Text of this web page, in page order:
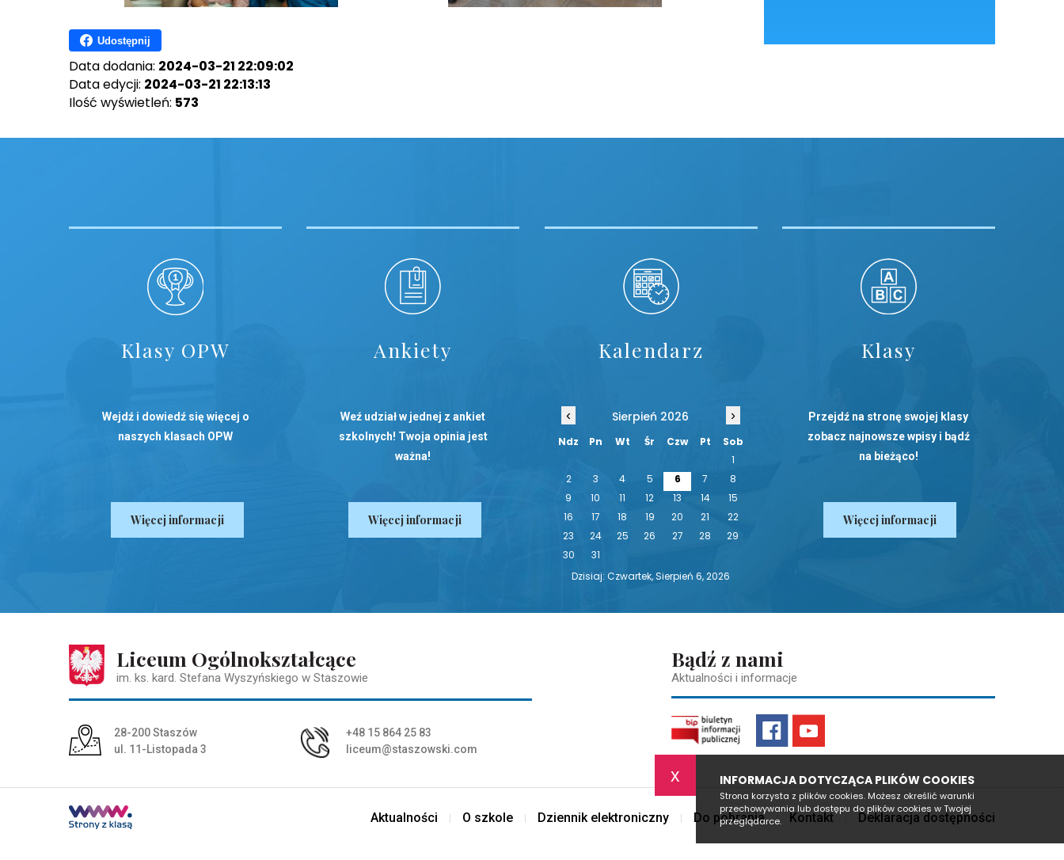
x INFORMACJA DOTYCZĄCA PLIKÓW COOKIES
Strona korzysta z plików cookies. Możesz określić warunki
przechowywania lub dostępu do plików cookies w Twojej
przeglądarce.
Udostępnij
Data dodania: 2024-03-21 22:09:02
Data edycji: 2024-03-21 22:13:13
Ilość wyświetleń: 573
Klasy OPW
Wejdź i dowiedź się więcej o
naszych klasach OPW
Więcej informacji
Ankiety
Weź udział w jednej z ankiet
szkolnych! Twoja opinia jest
ważna!
Więcej informacji
Kalendarz
‹ Sierpień 2026 ›
Ndz Pn Wt Śr Czw Pt
Sob
1
2
3 4 5 6 7
8
9
10 11 12 13 14
15
16
17 18 19 20 21
22
23
24 25 26 27 28
29
30
31
Dzisiaj: Czwartek, Sierpień 6, 2026
Klasy
Przejdź na stronę swojej klasy
zobacz najnowsze wpisy i bądź
na bieżąco!
Więcej informacji
Liceum Ogólnokształcące
im. ks. kard. Stefana Wyszyńskiego w Staszowie
Adres pocztowy:
28-200 Staszów
ul. 11-Listopada 3
+48 15 864 25 83
liceum@staszowski.com
Bądź z nami
Aktualności i informacje
Aktualności O szkole Dziennik elektroniczny Do pobrania Kontakt Deklaracja dostępności